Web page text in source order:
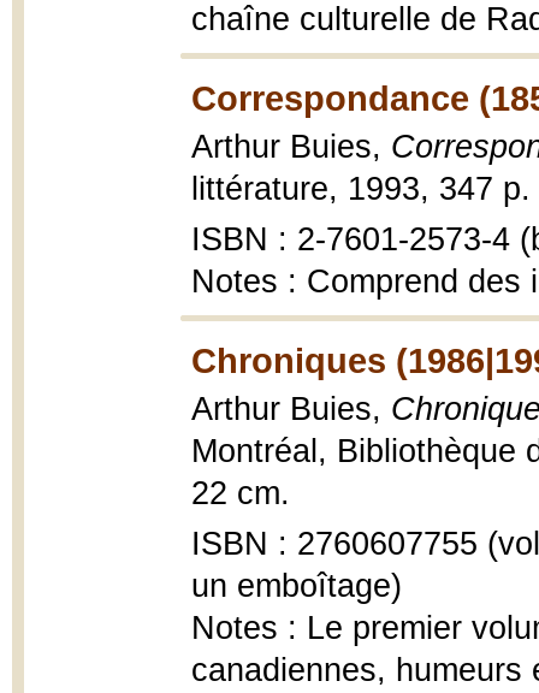
chaîne culturelle de
Correspondance
Arthur Buies,
littérature, 1993, 347
ISBN : 2-7601-2573-4
Notes : Comprend des
Chroniques
Arthur Buies,
Montréal, Bibliothèque
22 cm.
ISBN : 2760607755
un emboîtage)
Notes : Le premier
canadiennes,